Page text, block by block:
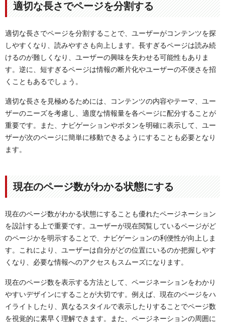
適切な長さでページを分割する
適切な長さでページを分割することで、ユーザーがコンテンツを探
しやすくなり、読みやすさも向上します。長すぎるページは読み続
けるのが難しくなり、ユーザーの興味を失わせる可能性もありま
す。逆に、短すぎるページは情報の断片化やユーザーの不便さを招
くこともあるでしょう。
適切な長さを見極めるためには、コンテンツの内容やテーマ、ユー
ザーのニーズを考慮し、適度な情報量を各ページに配分することが
重要です。また、ナビゲーションやボタンを明確に表示して、ユー
ザーが次のページに簡単に移動できるようにすることも必要となり
ます。
現在のページ数がわかる状態にする
現在のページ数がわかる状態にすることも優れたページネーション
を設計する上で重要です。ユーザーが現在閲覧しているページがど
のページかを明示することで、ナビゲーションの利便性が向上しま
す。これにより、ユーザーは自分がどの位置にいるのか把握しやす
くなり、必要な情報へのアクセスもスムーズになります。
現在のページ数を表示する方法として、ページネーションをわかり
やすいデザインにすることが大切です。例えば、現在のページをハ
イライトしたり、異なるスタイルで表示したりすることでページ数
を視覚的に素早く理解できます。また、ページネーションの周囲に